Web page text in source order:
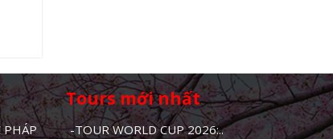
PHÁP
Tours mới nhất
-TOUR WORLD CUP 2026:..